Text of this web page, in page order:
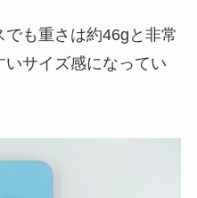
も重さは約46gと非常
サイズ感になってい